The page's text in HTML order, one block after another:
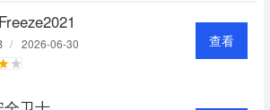
/ 2026-06-30 查看